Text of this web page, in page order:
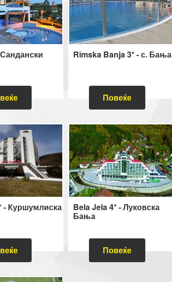
Rimska Banja 3* - с. Бања
Повеќе
- Куршумлиска Bela Jela 4* - Луковска
Бања
Повеќе